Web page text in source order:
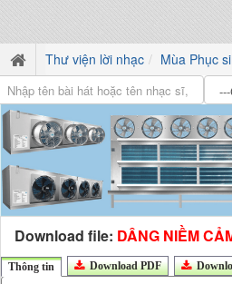
Thư viện lời nhạc Mùa Phục
Download file: DÂNG NIỀM
Thông tin Download PDF